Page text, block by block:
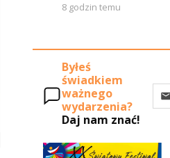
8 godzin temu
Byłeś
świadkiem
ważnego
wydarzenia?
Daj nam znać!